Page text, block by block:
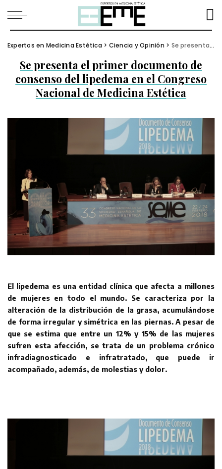
Expertos en Medicina Estética > Ciencia y Opinión > Se presenta el primer documento de consenso del lipedema en el Congreso Nacional de Medicina Estética
Se presenta el primer documento de
consenso del lipedema en el Congreso
Nacional de Medicina Estética
El lipedema es una entidad clínica que afecta a millones
de mujeres en todo el mundo. Se caracteriza por la
alteración de la distribución de la grasa, acumulándose
de forma irregular y simétrica en las piernas. A pesar de
que se estima que entre un 12% y 15% de las mujeres
sufren esta afección, se trata de un problema crónico
infradiagnosticado e infratratado, que puede ir
acompañado, además, de molestias y dolor.